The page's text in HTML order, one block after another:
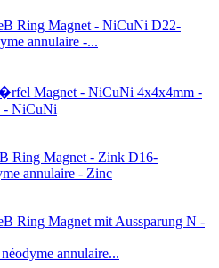
D22-
annulaire -...
4x4x4mm -
- NiCuNi
D16-
annulaire - Zinc
annulaire...